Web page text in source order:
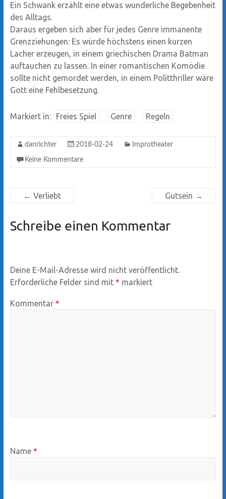
Ein Schwank erzählt eine etwas wunderliche Begebenheit
des Alltags.
Daraus ergeben sich aber für jedes Genre immanente
Grenzziehungen: Es würde höchstens einen kurzen
Lacher erzeugen, in einem griechischen Drama Batman
auftauchen zu lassen. In einer romantischen Komödie
sollte nicht gemordet werden, in einem Politthriller wäre
Gott eine Fehlbesetzung.
Markiert in: Freies Spiel Genre Regeln
danrichter 2018-02-24 Improtheater
Keine Kommentare
← Verliebt Gutsein →
Schreibe einen Kommentar
Deine E-Mail-Adresse wird nicht veröffentlicht.
Erforderliche Felder sind mit * markiert
Kommentar *
Name *